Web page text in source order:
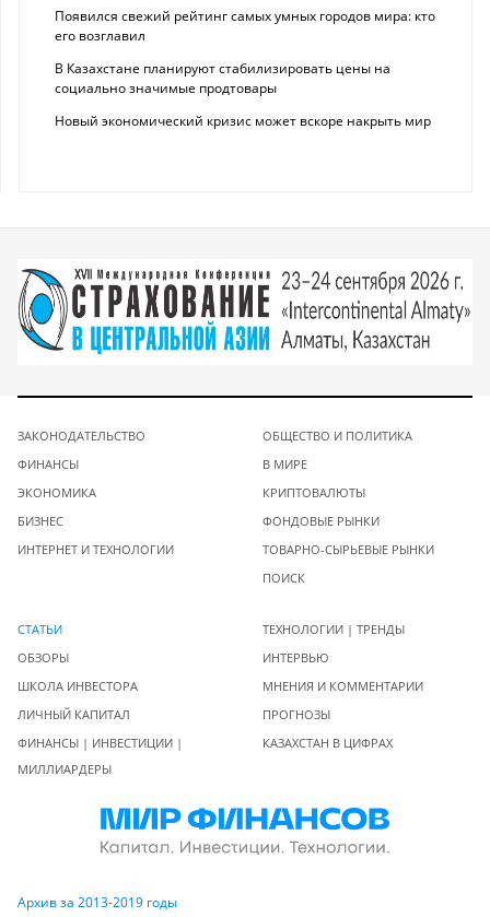
Появился свежий рейтинг самых умных городов мира: кто
его возглавил
В Казахстане планируют стабилизировать цены на
социально значимые продтовары
Новый экономический кризис может вскоре накрыть мир
ЗАКОНОДАТЕЛЬСТВО
ФИНАНСЫ
ЭКОНОМИКА
БИЗНЕС
ИНТЕРНЕТ И ТЕХНОЛОГИИ
ОБЩЕСТВО И ПОЛИТИКА
В МИРЕ
КРИПТОВАЛЮТЫ
ФОНДОВЫЕ РЫНКИ
ТОВАРНО-СЫРЬЕВЫЕ РЫНКИ
ПОИСК
СТАТЬИ
ОБЗОРЫ
ШКОЛА ИНВЕСТОРА
ЛИЧНЫЙ КАПИТАЛ
ФИНАНСЫ | ИНВЕСТИЦИИ |
МИЛЛИАРДЕРЫ
ТЕХНОЛОГИИ | ТРЕНДЫ
ИНТЕРВЬЮ
МНЕНИЯ И КОММЕНТАРИИ
ПРОГНОЗЫ
КАЗАХСТАН В ЦИФРАХ
Архив за 2013-2019 годы